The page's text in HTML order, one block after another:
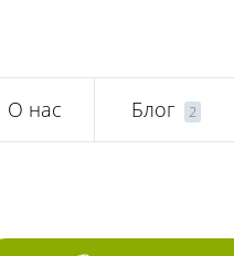
О нас Блог 2